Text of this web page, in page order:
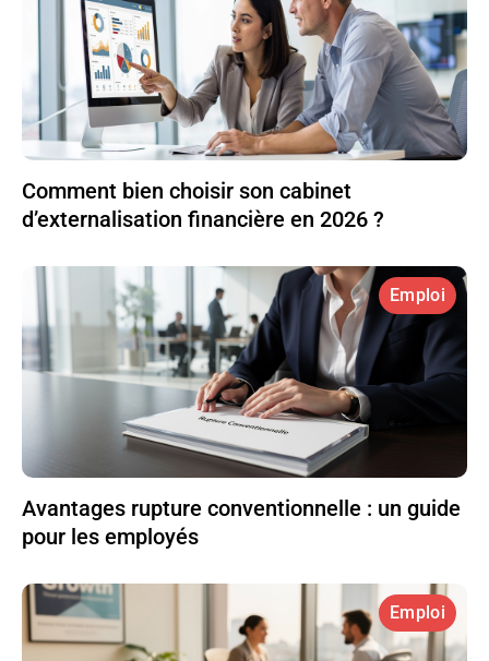
Comment bien choisir son cabinet
d’externalisation financière en 2026 ?
Emploi
Avantages rupture conventionnelle : un guide
pour les employés
Emploi